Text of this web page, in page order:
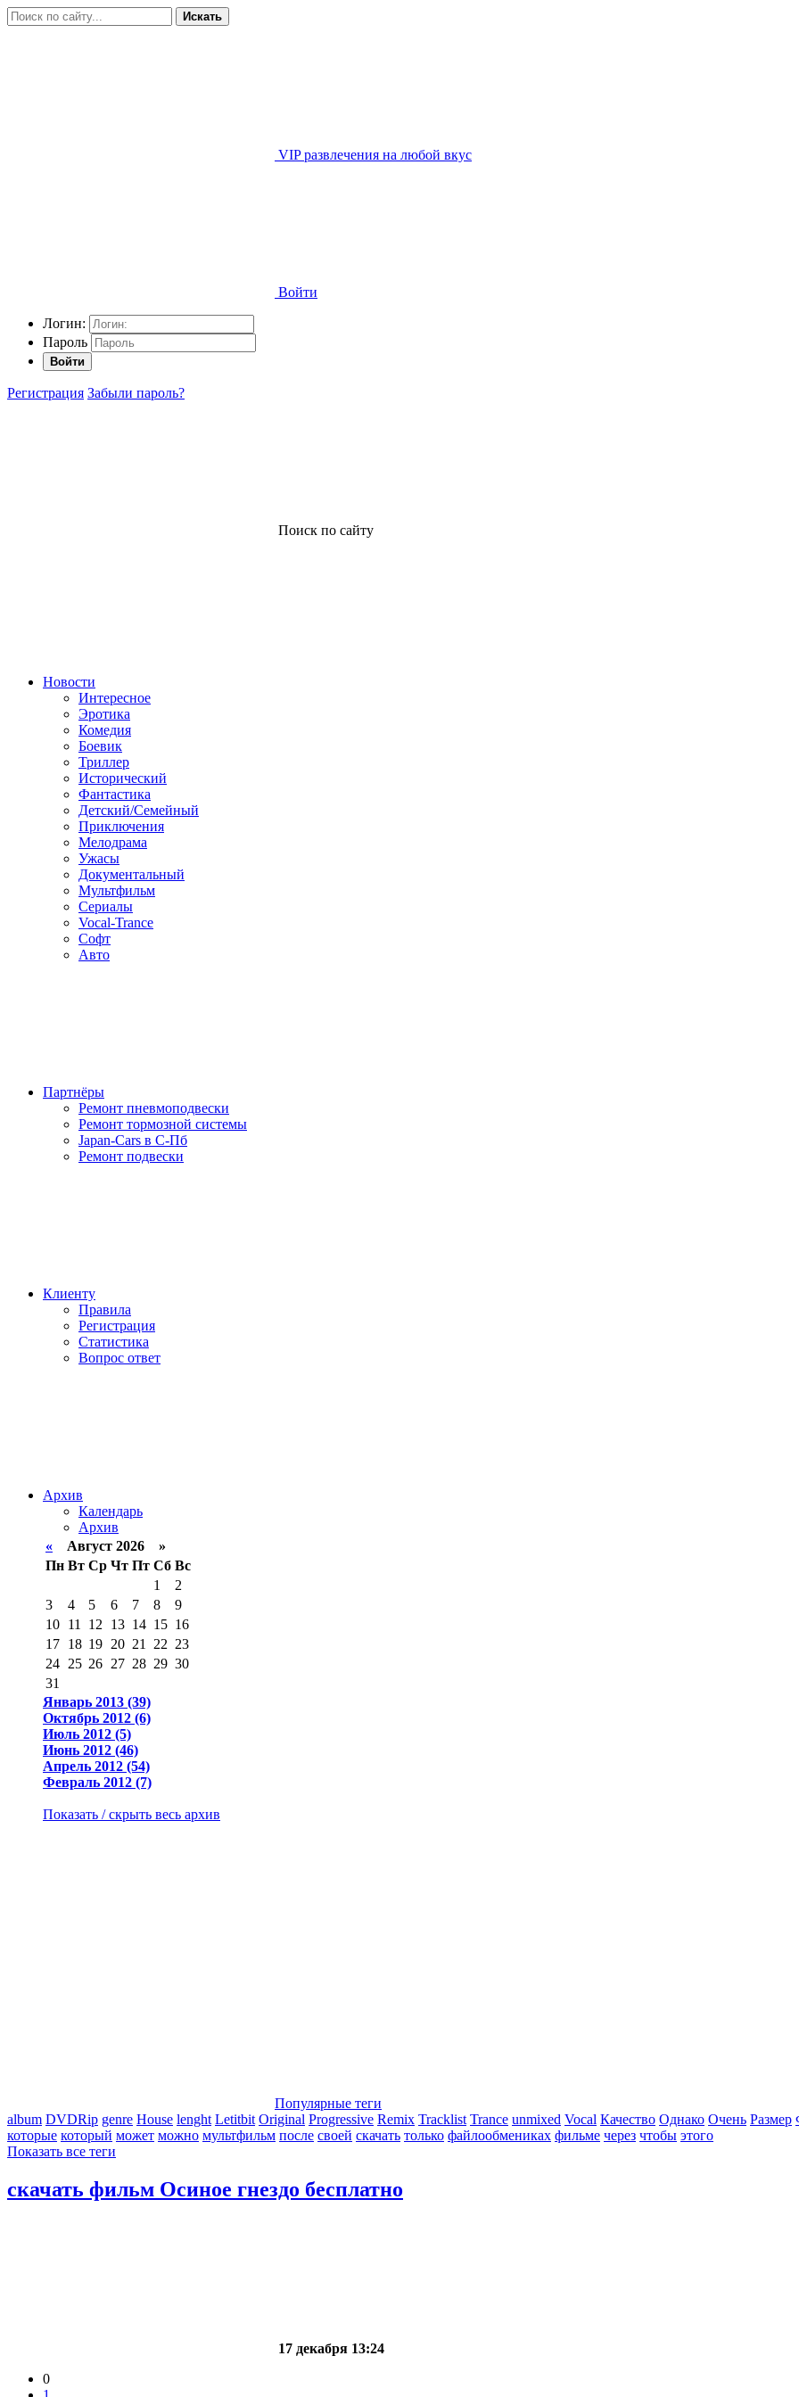
Искать
VIP развлечения на любой вкус
Войти
Логин:
Пароль
Войти
Регистрация Забыли пароль?
Поиск по сайту
Новости
Интересное
Эротика
Комедия
Боевик
Триллер
Исторический
Фантастика
Детский/Семейный
Приключения
Мелодрама
Ужасы
Документальный
Мультфильм
Сериалы
Vocal-Trance
Софт
Авто
Партнёры
Ремонт пневмоподвески
Ремонт тормозной системы
Japan-Cars в С-Пб
Ремонт подвески
Клиенту
Правила
Регистрация
Статистика
Вопрос ответ
Архив
Календарь
Архив
« Август 2026 »
Пн Вт Ср Чт Пт Сб Вс
1
2
3
4 5 6 7 8
9
10 11 12 13 14 15 16
17 18 19 20 21 22 23
24 25 26 27 28 29 30
31
Январь 2013 (39)
Октябрь 2012 (6)
Июль 2012 (5)
Июнь 2012 (46)
Апрель 2012 (54)
Февраль 2012 (7)
Показать / скрыть весь архив
Популярные теги
album DVDRip genre House lenght Letitbit Original Progressive Remix Tracklist Trance unmixed Vocal Качество Однако Очень Размер
которые который может можно мультфильм после своей скачать только файлообмениках фильме через чтобы этого
Показать все теги
скачать фильм Осиное гнездо бесплатно
17 декабря 13:24
0